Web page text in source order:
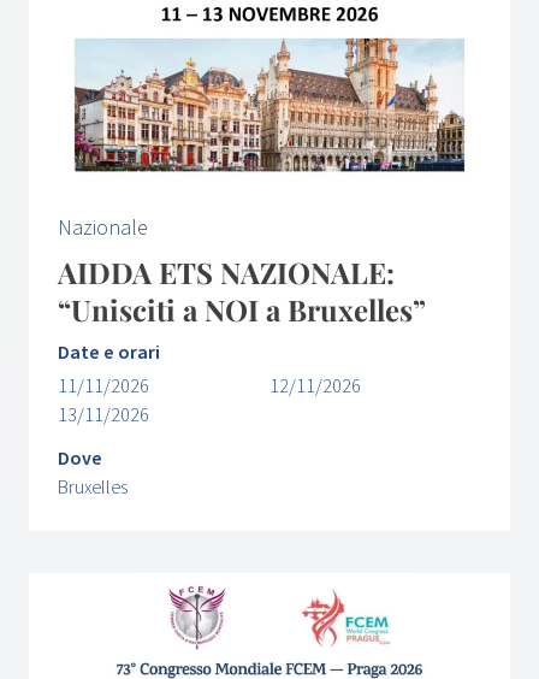
Nazionale
AIDDA ETS NAZIONALE:
“Unisciti a NOI a Bruxelles”
Date e orari
11/11/2026
12/11/2026
13/11/2026
Dove
Bruxelles